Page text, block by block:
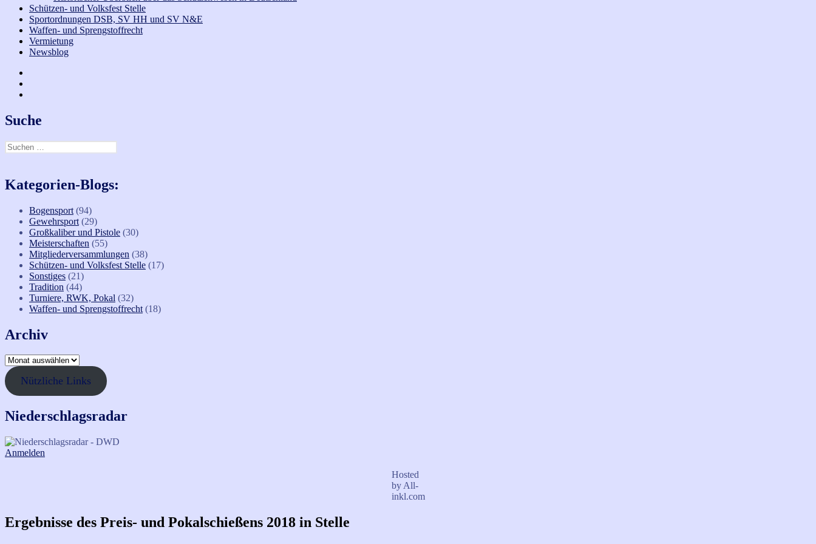
Schützen- und Volksfest Stelle
Sportordnungen DSB, SV HH und SV N&E
Waffen- und Sprengstoffrecht
Vermietung
Newsblog
Suche
Suchen
nach:
Kategorien-Blogs:
Bogensport (94)
Gewehrsport (29)
Großkaliber und Pistole (30)
Meisterschaften (55)
Mitgliederversammlungen (38)
Schützen- und Volksfest Stelle (17)
Sonstiges (21)
Tradition (44)
Turniere, RWK, Pokal (32)
Waffen- und Sprengstoffrecht (18)
Archiv
Archiv
Nützliche Links
Niederschlagsradar
Anmelden
Hosted
by All-
inkl.com
Ergebnisse des Preis- und Pokalschießens 2018 in Stelle